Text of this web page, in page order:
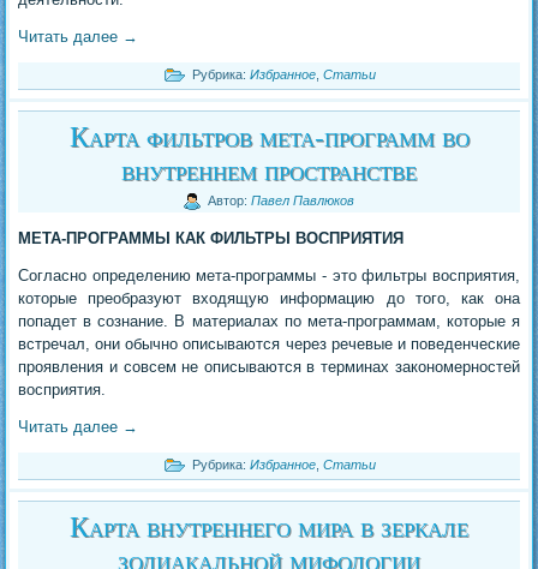
Читать далее →
Рубрика: Избранное, Статьи
Карта фильтров мета-программ во
внутреннем пространстве
Автор: Павел Павлюков
МЕТА-ПРОГРАММЫ КАК ФИЛЬТРЫ ВОСПРИЯТИЯ
Согласно определению мета-программы - это фильтры восприятия,
которые преобразуют входящую информацию до того, как она
попадет в сознание. В материалах по мета-программам, которые я
встречал, они обычно описываются через речевые и поведенческие
проявления и совсем не описываются в терминах закономерностей
восприятия.
Читать далее →
Рубрика: Избранное, Статьи
Карта внутреннего мира в зеркале
зодиакальной мифологии